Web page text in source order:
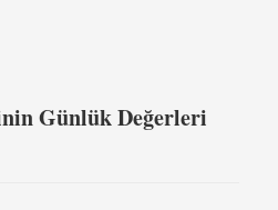
Günlük Değerleri